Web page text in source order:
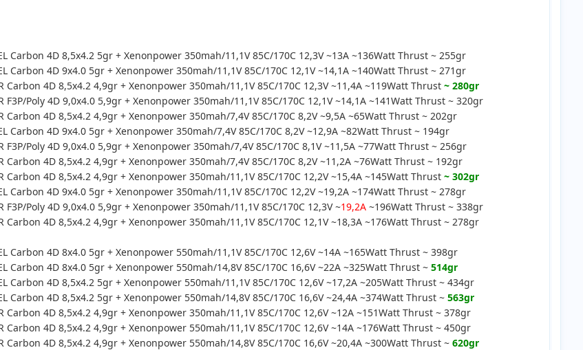
Carbon 4D 8,5x4.2 5gr + Xenonpower 350mah/11,1V 85C/170C 12,3V ~13A ~136Watt Thrust ~ 255gr
Carbon 4D 9x4.0 5gr + Xenonpower 350mah/11,1V 85C/170C 12,1V ~14,1A ~140Watt Thrust ~ 271gr
Carbon 4D 8,5x4.2 4,9gr + Xenonpower 350mah/11,1V 85C/170C 12,3V ~11,4A ~119Watt Thrust ~ 280gr
F3P/Poly 4D 9,0x4.0 5,9gr + Xenonpower 350mah/11,1V 85C/170C 12,1V ~14,1A ~141Watt Thrust ~ 320gr
Carbon 4D 8,5x4.2 4,9gr + Xenonpower 350mah/7,4V 85C/170C 8,2V ~9,5A ~65Watt Thrust ~ 202gr
Carbon 4D 9x4.0 5gr + Xenonpower 350mah/7,4V 85C/170C 8,2V ~12,9A ~82Watt Thrust ~ 194gr
F3P/Poly 4D 9,0x4.0 5,9gr + Xenonpower 350mah/7,4V 85C/170C 8,1V ~11,5A ~77Watt Thrust ~ 256gr
Carbon 4D 8,5x4.2 4,9gr + Xenonpower 350mah/7,4V 85C/170C 8,2V ~11,2A ~76Watt Thrust ~ 192gr
Carbon 4D 8,5x4.2 4,9gr + Xenonpower 350mah/11,1V 85C/170C 12,2V ~15,4A ~145Watt Thrust ~ 302gr
Carbon 4D 9x4.0 5gr + Xenonpower 350mah/11,1V 85C/170C 12,2V ~19,2A ~174Watt Thrust ~ 278gr
F3P/Poly 4D 9,0x4.0 5,9gr + Xenonpower 350mah/11,1V 85C/170C 12,3V ~19,2A ~196Watt Thrust ~ 338gr
Carbon 4D 8,5x4.2 4,9gr + Xenonpower 350mah/11,1V 85C/170C 12,1V ~18,3A ~176Watt Thrust ~ 278gr
Carbon 4D 8x4.0 5gr + Xenonpower 550mah/11,1V 85C/170C 12,6V ~14A ~165Watt Thrust ~ 398gr
Carbon 4D 8x4.0 5gr + Xenonpower 550mah/14,8V 85C/170C 16,6V ~22A ~325Watt Thrust ~ 514gr
Carbon 4D 8,5x4.2 5gr + Xenonpower 550mah/11,1V 85C/170C 12,6V ~17,2A ~205Watt Thrust ~ 434gr
Carbon 4D 8,5x4.2 5gr + Xenonpower 550mah/14,8V 85C/170C 16,6V ~24,4A ~374Watt Thrust ~ 563gr
Carbon 4D 8,5x4.2 4,9gr + Xenonpower 350mah/11,1V 85C/170C 12,6V ~12A ~151Watt Thrust ~ 378gr
Carbon 4D 8,5x4.2 4,9gr + Xenonpower 550mah/11,1V 85C/170C 12,6V ~14A ~176Watt Thrust ~ 450gr
Carbon 4D 8,5x4.2 4,9gr + Xenonpower 550mah/14,8V 85C/170C 16,6V ~20,4A ~300Watt Thrust ~ 620gr